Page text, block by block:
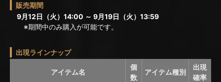
販売期間
9月12日（火）14:00 ～ 9月19日（火）13:59
※期間中のみ購入が可能です。
出現ラインナップ
アイテム名
個
数
アイテム種別
出現
確率